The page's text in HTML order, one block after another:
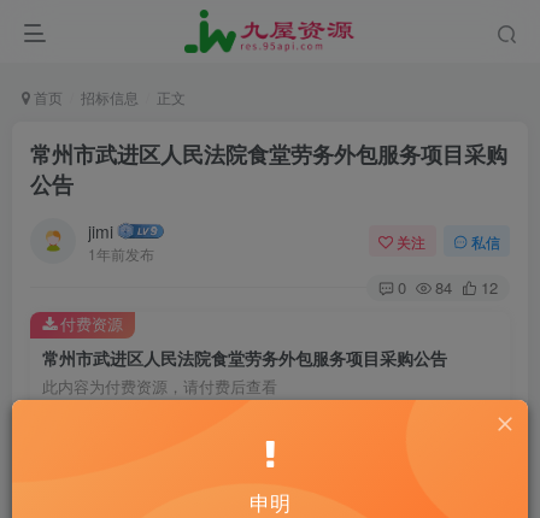
首页 招标信息 正文
常州市武进区人民法院食堂劳务外包服务项目采购
公告
jimi
1年前发布
关注 私信
0 84 12
常州市武进区人民法院食堂劳务外包服务项目采购公告
此内容为付费资源，请付费后查看
20
付费资源
申明